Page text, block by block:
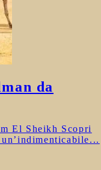
da
El Sheikh Scopri